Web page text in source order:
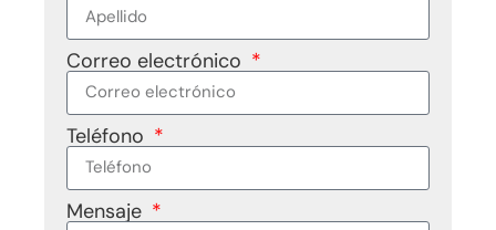
Correo electrónico
Teléfono
Mensaje